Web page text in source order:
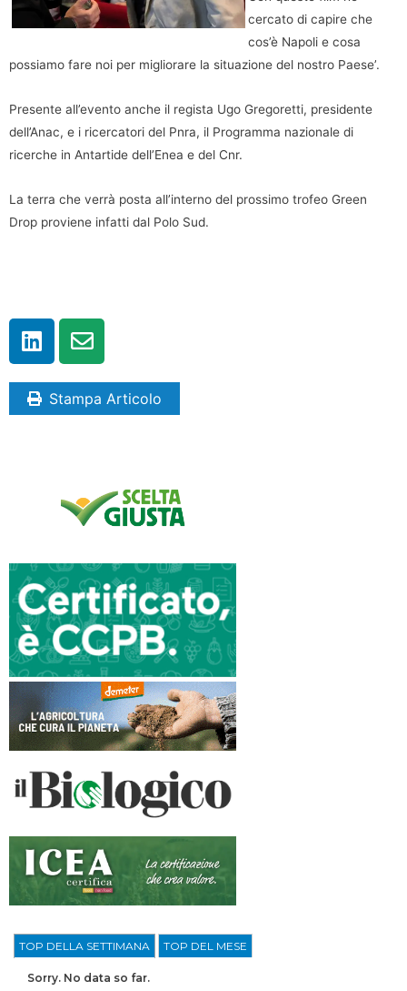
cercato di capire che
cos’è Napoli e cosa
possiamo fare noi per migliorare la situazione del nostro Paese’.
Presente all’evento anche il regista Ugo Gregoretti, presidente
dell’Anac, e i ricercatori del Pnra, il Programma nazionale di
ricerche in Antartide dell’Enea e del Cnr.
La terra che verrà posta all’interno del prossimo trofeo Green
Drop proviene infatti dal Polo Sud.
Stampa Articolo
TOP DELLA SETTIMANA TOP DEL MESE
Sorry. No data so far.